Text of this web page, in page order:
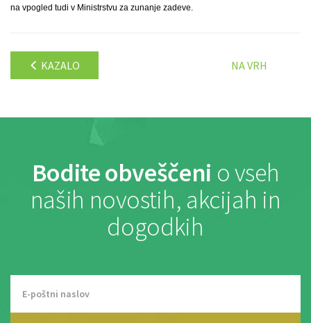
na vpogled tudi v Ministrstvu za zunanje zadeve.
KAZALO NA VRH
Bodite obveščeni o vseh
naših novostih, akcijah in
dogodkih